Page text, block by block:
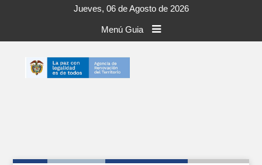
Jueves, 06 de Agosto de 2026
Menú Guia